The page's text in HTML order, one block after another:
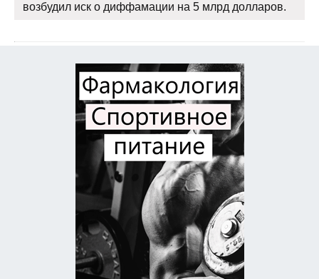
возбудил иск о диффамации на 5 млрд долларов.